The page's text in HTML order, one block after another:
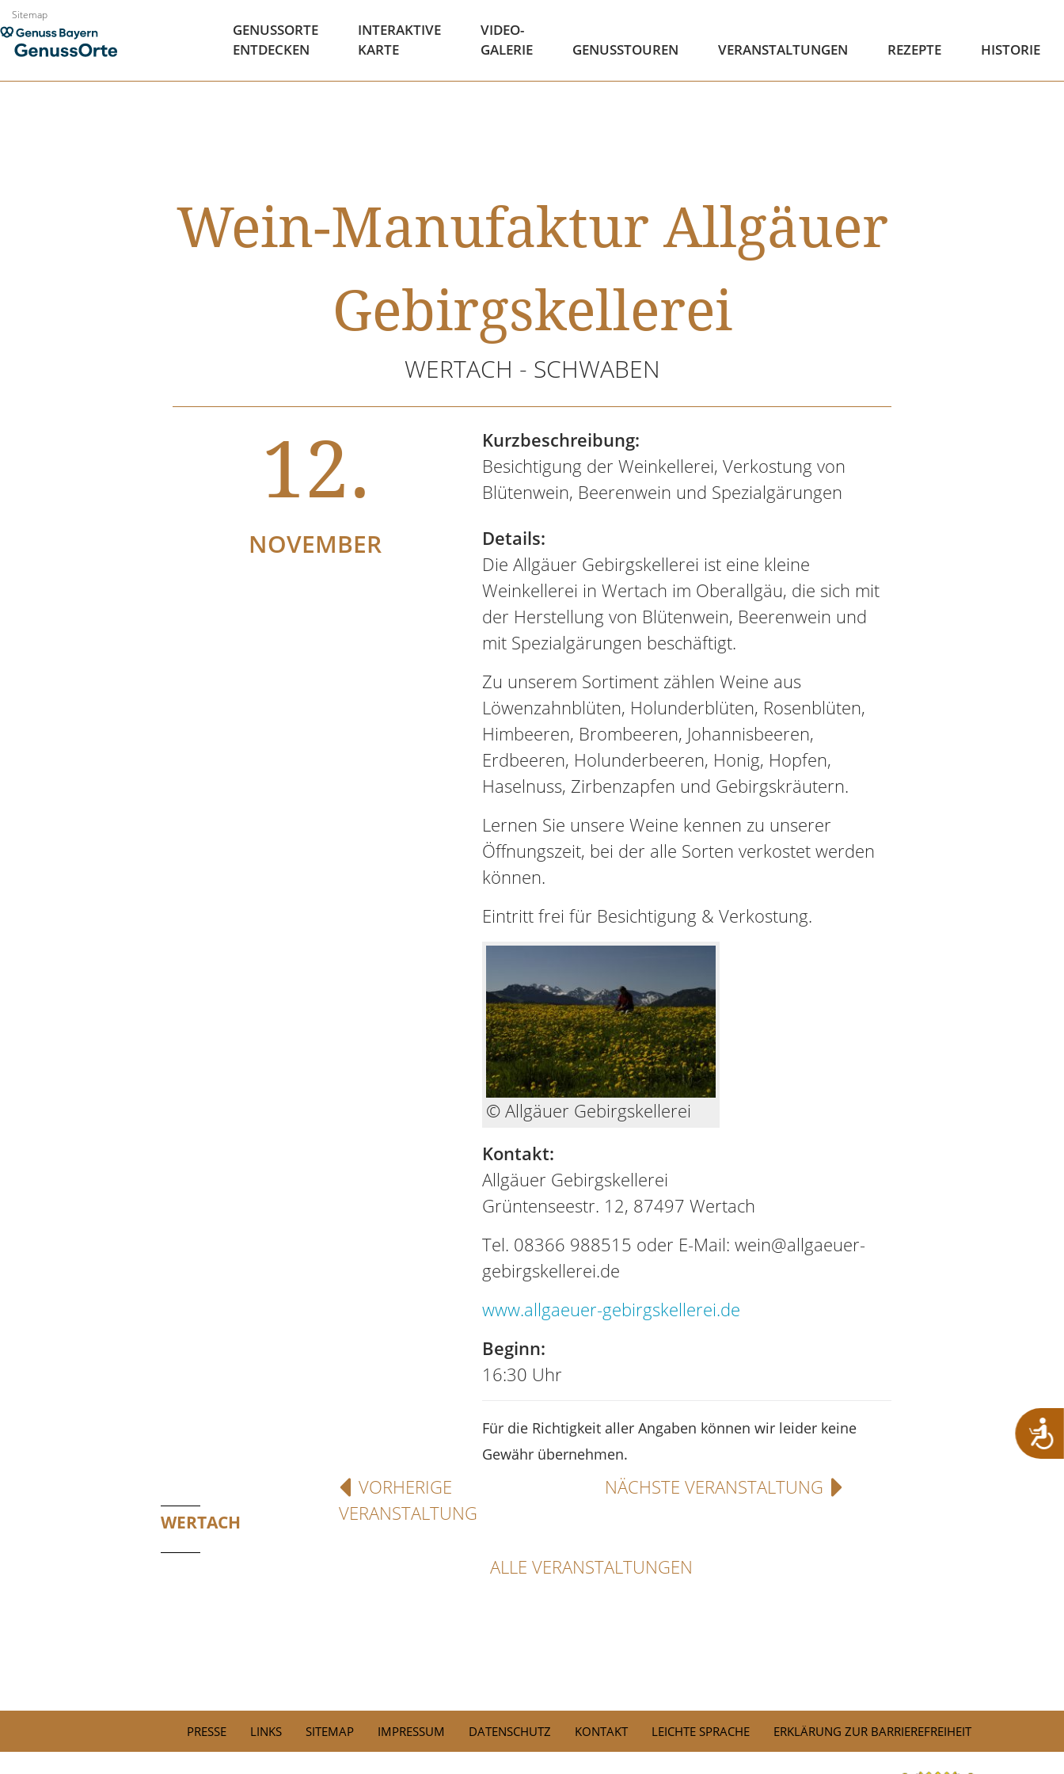
Zum
Inhalt
springen
Sitemap
GENUSSORTE
ENTDECKEN
INTERAKTIVE
KARTE
VIDEO-
GALERIE
GENUSSTOUREN VERANSTALTUNGEN REZEPTE HISTORIE
Wein-Manufaktur Allgäuer
Gebirgskellerei
WERTACH - SCHWABEN
12.
NOVEMBER
Kurzbeschreibung:
Besichtigung der Weinkellerei, Verkostung von
Blütenwein, Beerenwein und Spezialgärungen
Details:
Die Allgäuer Gebirgskellerei ist eine kleine
Weinkellerei in Wertach im Oberallgäu, die sich mit
der Herstellung von Blütenwein, Beerenwein und
mit Spezialgärungen beschäftigt.
Zu unserem Sortiment zählen Weine aus
Löwenzahnblüten, Holunderblüten, Rosenblüten,
Himbeeren, Brombeeren, Johannisbeeren,
Erdbeeren, Holunderbeeren, Honig, Hopfen,
Haselnuss, Zirbenzapfen und Gebirgskräutern.
Lernen Sie unsere Weine kennen zu unserer
Öffnungszeit, bei der alle Sorten verkostet werden
können.
Eintritt frei für Besichtigung & Verkostung.
© Allgäuer Gebirgskellerei
Kontakt:
Allgäuer Gebirgskellerei
Grüntenseestr. 12, 87497 Wertach
Tel. 08366 988515 oder E-Mail: wein@allgaeuer-
gebirgskellerei.de
www.allgaeuer-gebirgskellerei.de
Beginn:
16:30 Uhr
Für die Richtigkeit aller Angaben können wir leider keine
Gewähr übernehmen.
WERTACH
VORHERIGE
VERANSTALTUNG
NÄCHSTE VERANSTALTUNG
ALLE VERANSTALTUNGEN
PRESSE LINKS SITEMAP IMPRESSUM DATENSCHUTZ KONTAKT LEICHTE SPRACHE ERKLÄRUNG ZUR BARRIEREFREIHEIT